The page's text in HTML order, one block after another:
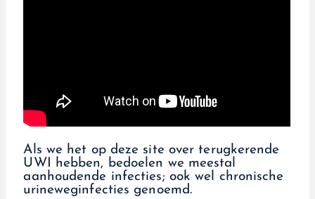
Als we het op deze site over terugkerende
UWI hebben, bedoelen we meestal
aanhoudende infecties; ook wel chronische
urineweginfecties genoemd.